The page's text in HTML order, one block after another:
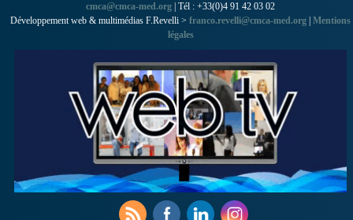
cmca@cmca-med.org | Tél : +33(0)4 91 42 03 02
Développement web & multimédias F.Revelli > franco.revelli@cmca-med.org Mentions
légales